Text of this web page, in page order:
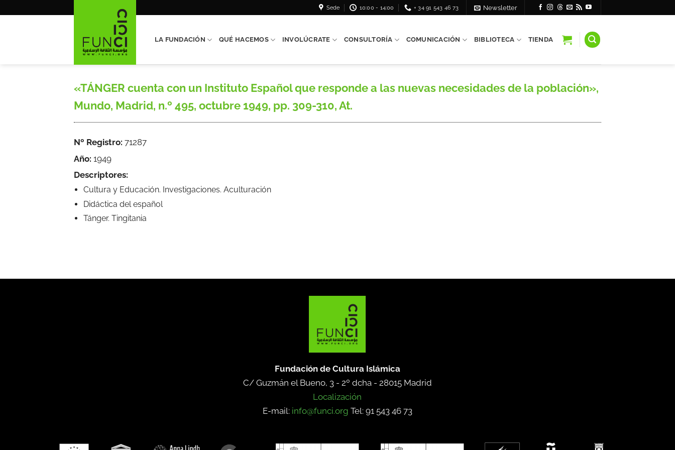
Sede 10:00 - 14:00 + 34 91 543 46 73 Newsletter
LA FUNDACIÓN QUÉ HACEMOS INVOLÚCRATE CONSULTORÍA COMUNICACIÓN BIBLIOTECA TIENDA
«TÁNGER cuenta con un Instituto Español que responde a las nuevas necesidades de la población»,
Mundo, Madrid, n.º 495, octubre 1949, pp. 309-310, At.
Nº Registro: 71287
Año: 1949
Descriptores:
Cultura y Educación. Investigaciones. Aculturación
Didáctica del español
Tánger. Tingitania
Fundación de Cultura Islámica
C/ Guzmán el Bueno, 3 - 2º dcha - 28015 Madrid
Localización
E-mail: info@funci.org Tel: 91 543 46 73